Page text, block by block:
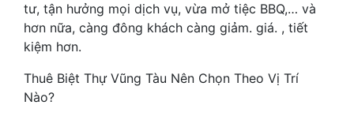
tư, tận hưởng mọi dịch vụ, vừa mở tiệc BBQ,… và
hơn nữa, càng đông khách càng giảm. giá. , tiết
kiệm hơn.
Thuê Biệt Thự Vũng Tàu Nên Chọn Theo Vị Trí
Nào?